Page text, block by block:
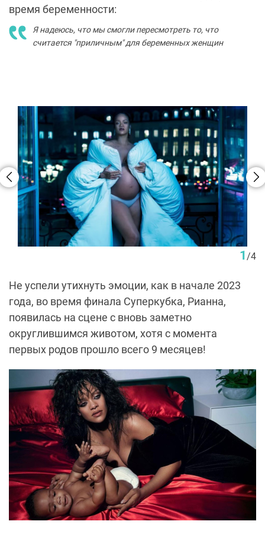
время беременности:
Я надеюсь, что мы смогли пересмотреть то, что
считается "приличным" для беременных женщин
1/4
Не успели утихнуть эмоции, как в начале 2023
года, во время финала Суперкубка, Рианна,
появилась на сцене с вновь заметно
округлившимся животом, хотя с момента
первых родов прошло всего 9 месяцев!